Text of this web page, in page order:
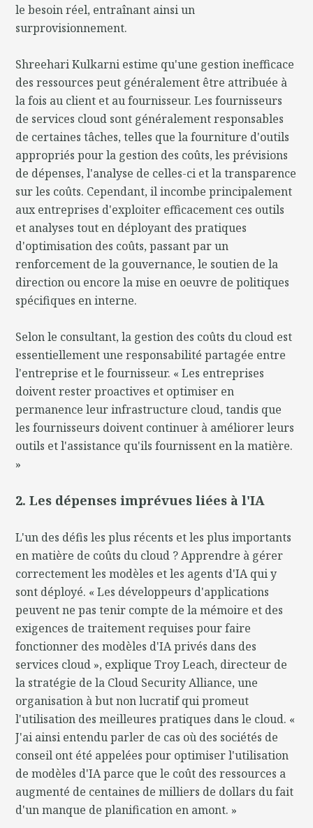
le besoin réel, entraînant ainsi un
surprovisionnement.
Shreehari Kulkarni estime qu'une gestion inefficace
des ressources peut généralement être attribuée à
la fois au client et au fournisseur. Les fournisseurs
de services cloud sont généralement responsables
de certaines tâches, telles que la fourniture d'outils
appropriés pour la gestion des coûts, les prévisions
de dépenses, l'analyse de celles-ci et la transparence
sur les coûts. Cependant, il incombe principalement
aux entreprises d'exploiter efficacement ces outils
et analyses tout en déployant des pratiques
d'optimisation des coûts, passant par un
renforcement de la gouvernance, le soutien de la
direction ou encore la mise en oeuvre de politiques
spécifiques en interne.
Selon le consultant, la gestion des coûts du cloud est
essentiellement une responsabilité partagée entre
l'entreprise et le fournisseur. « Les entreprises
doivent rester proactives et optimiser en
permanence leur infrastructure cloud, tandis que
les fournisseurs doivent continuer à améliorer leurs
outils et l'assistance qu'ils fournissent en la matière.
»
2. Les dépenses imprévues liées à l'IA
L'un des défis les plus récents et les plus importants
en matière de coûts du cloud ? Apprendre à gérer
correctement les modèles et les agents d'IA qui y
sont déployé. « Les développeurs d'applications
peuvent ne pas tenir compte de la mémoire et des
exigences de traitement requises pour faire
fonctionner des modèles d'IA privés dans des
services cloud », explique Troy Leach, directeur de
la stratégie de la Cloud Security Alliance, une
organisation à but non lucratif qui promeut
l'utilisation des meilleures pratiques dans le cloud. «
J'ai ainsi entendu parler de cas où des sociétés de
conseil ont été appelées pour optimiser l'utilisation
de modèles d'IA parce que le coût des ressources a
augmenté de centaines de milliers de dollars du fait
d'un manque de planification en amont. »